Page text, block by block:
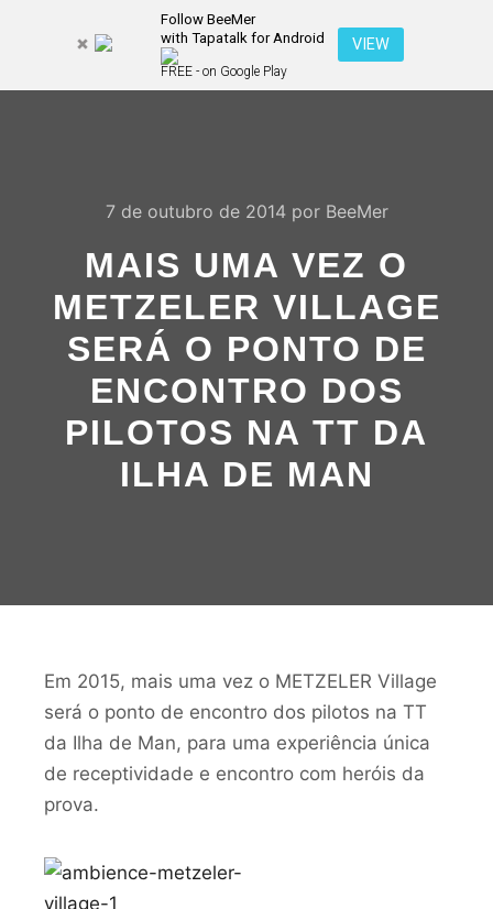
Follow BeeMer
with Tapatalk for Android
FREE - on Google Play
VIEW
7 de outubro de 2014por BeeMer
MAIS UMA VEZ O
METZELER VILLAGE
SERÁ O PONTO DE
ENCONTRO DOS
PILOTOS NA TT DA
ILHA DE MAN
Em 2015, mais uma vez o METZELER Village
será o ponto de encontro dos pilotos na TT
da Ilha de Man, para uma experiência única
de receptividade e encontro com heróis da
prova.